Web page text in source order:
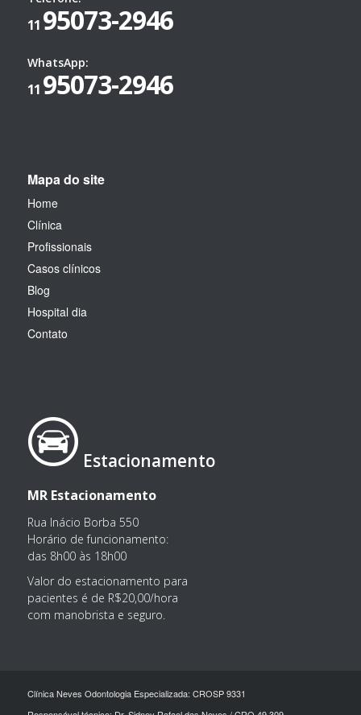
11 95073-2946
WhatsApp:
11 95073-2946
Mapa do site
Home
Clínica
Profissionais
Casos clínicos
Blog
Hospital dia
Contato
Estacionamento
MR Estacionamento
Rua Inácio Borba 550
Horário de funcionamento:
das 8h00 às 18h00
Valor do estacionamento para
pacientes é de R$20,00/hora
com manobrista e seguro.
Clínica Neves Odontologia Especializada: CROSP 9331